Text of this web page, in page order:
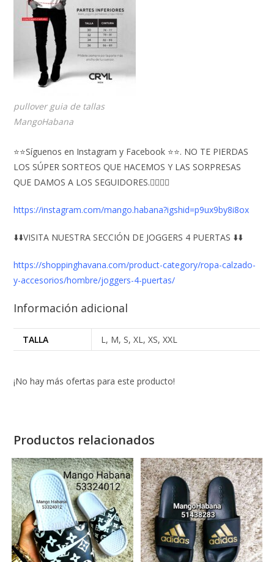
pullover guia de tallas
MangoHabana
⭐⭐Síguenos en Instagram y Facebook ⭐⭐. NO TE PIERDAS
LOS SÚPER SORTEOS QUE HACEMOS Y LAS SORPRESAS
QUE DAMOS A LOS SEGUIDORES.👇🏻👇🏻
https://instagram.com/mango.habana?igshid=p9ux9by8i8ox
⬇️⬇️VISITA NUESTRA SECCIÓN DE JOGGERS 4 PUERTAS ⬇️⬇️
https://shoppinghavana.com/product-category/ropa-calzado-
y-accesorios/hombre/joggers-4-puertas/
Información adicional
TALLA L, M, S, XL, XS, XXL
¡No hay más ofertas para este producto!
Productos relacionados